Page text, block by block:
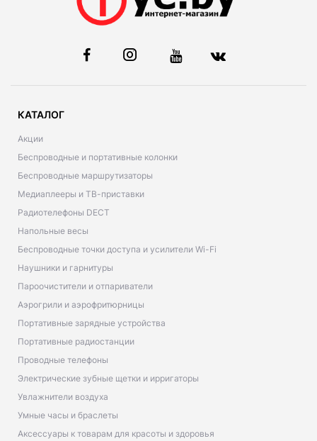
КАТАЛОГ
Акции
Беспроводные и портативные колонки
Беспроводные маршрутизаторы
Медиаплееры и ТВ-приставки
Радиотелефоны DECT
Напольные весы
Беспроводные точки доступа и усилители Wi-Fi
Наушники и гарнитуры
Пароочистители и отпариватели
Аэрогрили и аэрофритюрницы
Портативные зарядные устройства
Портативные радиостанции
Проводные телефоны
Электрические зубные щетки и ирригаторы
Увлажнители воздуха
Умные часы и браслеты
Аксессуары к товарам для красоты и здоровья